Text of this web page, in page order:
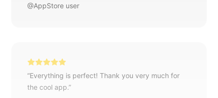
@AppStore user
“Everything is perfect! Thank you very much for
the cool app.”